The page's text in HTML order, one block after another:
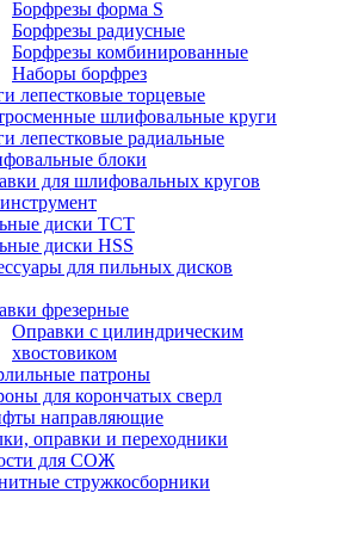
Борфрезы форма S
Борфрезы радиусные
Борфрезы комбинированные
Наборы борфрез
лепестковые торцевые
шлифовальные круги
лепестковые радиальные
блоки
для шлифовальных кругов
диски ТСТ
диски HSS
для пильных дисков
фрезерные
Оправки с цилиндрическим
хвостовиком
патроны
для корончатых сверл
направляющие
оправки и переходники
для СОЖ
стружкосборники